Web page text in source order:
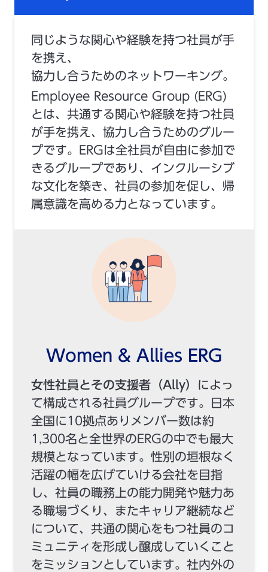
同じような関心や経験を持つ社員が手
を携え、
協力し合うためのネットワーキング。
Employee Resource Group (ERG)
とは、共通する関心や経験を持つ社員
が手を携え、協力し合うためのグルー
プです。ERGは全社員が自由に参加で
きるグループであり、インクルーシブ
な文化を築き、社員の参加を促し、帰
属意識を高める力となっています。
Women & Allies ERG
女性社員とその支援者（Ally） によっ
て構成される社員グループです。日本
全国に10拠点ありメンバー数は約
1,300名と全世界のERGの中でも最大
規模となっています。性別の垣根なく
活躍の幅を広げていける会社を目指
し、社員の職務上の能力開発や魅力あ
る職場づくり、またキャリア継続など
について、共通の関心をもつ社員のコ
ミュニティを形成し醸成していくこと
をミッションとしています。社内外の